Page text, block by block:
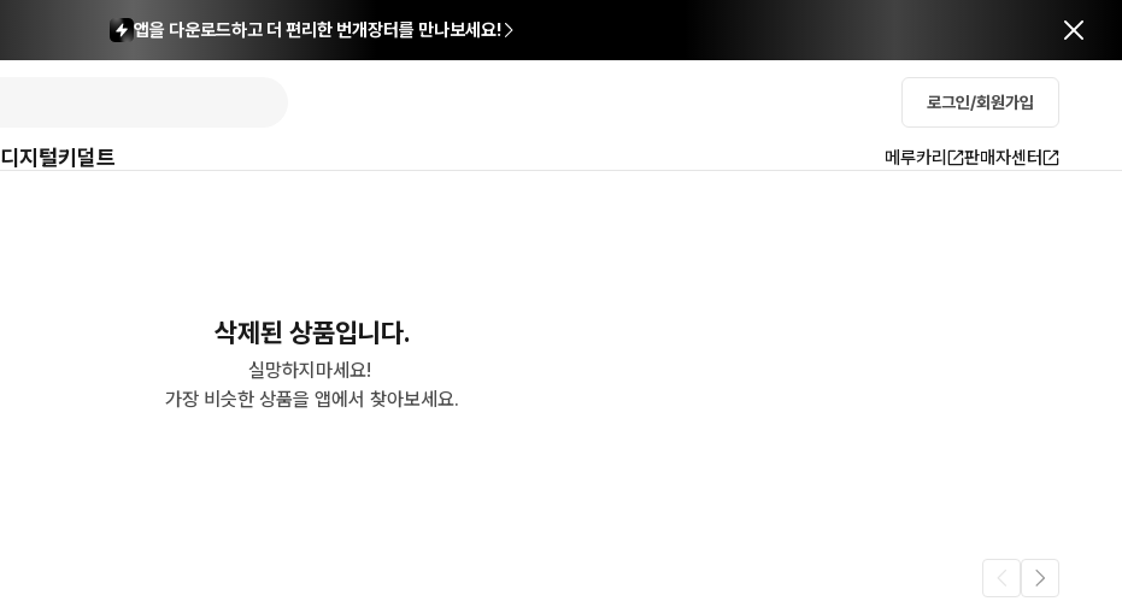
앱을 다운로드하고 더 편리한 번개장터를 만나보세요!
로그인/회원가입
디지털키덜트 메루카리 판매자센터
삭제된 상품입니다.
실망하지마세요!
가장 비슷한 상품을 앱에서 찾아보세요.